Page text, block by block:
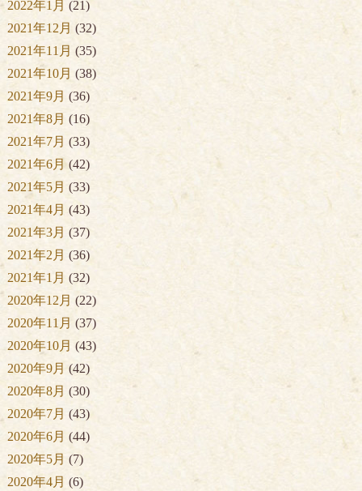
2022年1月 (21)
2021年12月 (32)
2021年11月 (35)
2021年10月 (38)
2021年9月 (36)
2021年8月 (16)
2021年7月 (33)
2021年6月 (42)
2021年5月 (33)
2021年4月 (43)
2021年3月 (37)
2021年2月 (36)
2021年1月 (32)
2020年12月 (22)
2020年11月 (37)
2020年10月 (43)
2020年9月 (42)
2020年8月 (30)
2020年7月 (43)
2020年6月 (44)
2020年5月 (7)
2020年4月 (6)